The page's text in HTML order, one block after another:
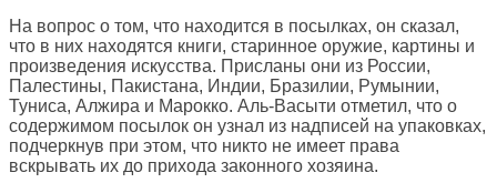
На вопрос о том, что находится в посылках, он сказал,
что в них находятся книги, старинное оружие, картины и
произведения искусства. Присланы они из России,
Палестины, Пакистана, Индии, Бразилии, Румынии,
Туниса, Алжира и Марокко. Аль-Васыти отметил, что о
содержимом посылок он узнал из надписей на упаковках,
подчеркнув при этом, что никто не имеет права
вскрывать их до прихода законного хозяина.